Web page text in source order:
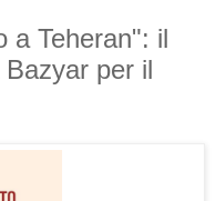
a Teheran": il
per il